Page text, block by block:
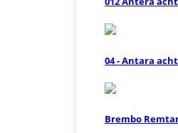
04 - Antara
Brembo